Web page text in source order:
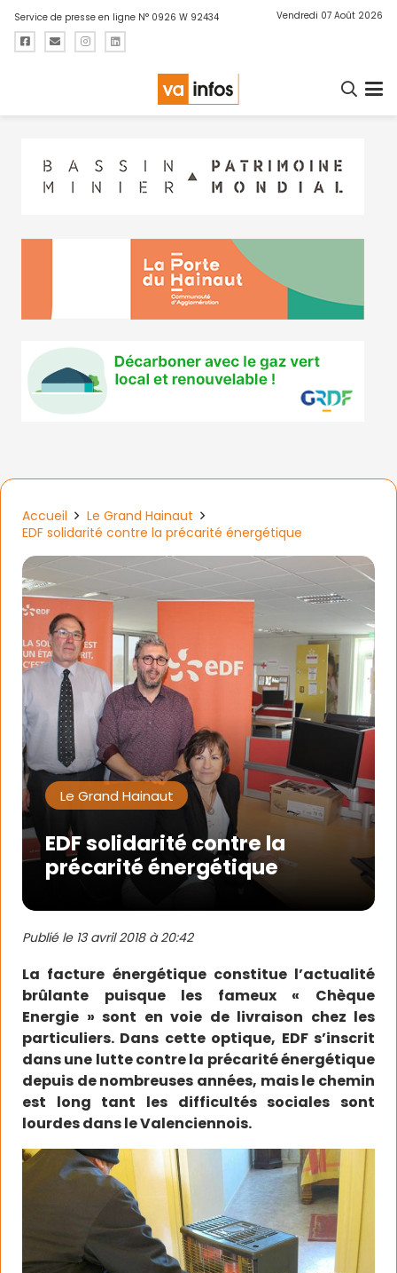
Service de presse en ligne N° 0926 W 92434 Vendredi 07 Août 2026
Accueil
Le Grand Hainaut
EDF solidarité contre la précarité énergétique
Le Grand Hainaut
EDF solidarité contre la
précarité énergétique
Publié le 13 avril 2018 à 20:42
La facture énergétique constitue l’actualité
brûlante puisque les fameux « Chèque
Energie » sont en voie de livraison chez les
particuliers. Dans cette optique, EDF s’inscrit
dans une lutte contre la précarité énergétique
depuis de nombreuses années, mais le chemin
est long tant les difficultés sociales sont
lourdes dans le Valenciennois.